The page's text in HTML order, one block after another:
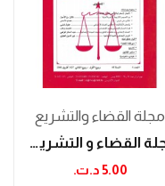
مجلة القضاء والتشريع
مجلة القضاء و التشريع أفريل 2006
5.00 د.ت.‏